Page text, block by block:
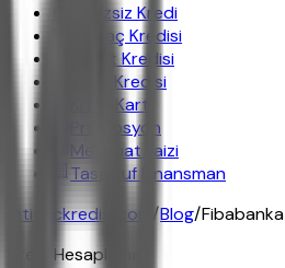
Faizsiz Kredi
İhtiyaç Kredisi
Konut Kredisi
Taşıt Kredisi
Kredi Kartı
Promosyon
Mevduat Faizi
Tasarruf Finansman
ihtiyackredisi.com /Blog/
Kredi Hesaplama